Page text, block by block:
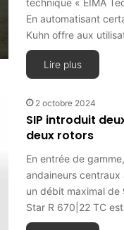
technique « EIMA
En automatisant
Kuhn offre aux
Lire plus
2 octobre 2024
SIP introduit
deux rotors
En entrée de
andaineurs
un débit maximal de
Star R 670|22 TC